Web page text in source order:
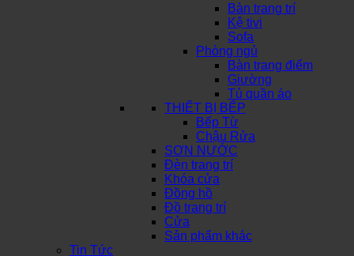
Bàn trang trí
Kệ tivi
Sofa
Phòng ngủ
Bàn trang điểm
Giường
Tủ quần áo
THIẾT BỊ BẾP
Bếp Từ
Chậu Rửa
SƠN NƯỚC
Đèn trang trí
Khóa cửa
Đồng hồ
Đồ trang trí
Cửa
Sản phẩm khác
Tin Tức